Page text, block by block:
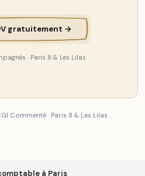
gratuitement →
· Paris 8 & Les Lilas
Commenté · Paris 8 & Les Lilas
à Paris